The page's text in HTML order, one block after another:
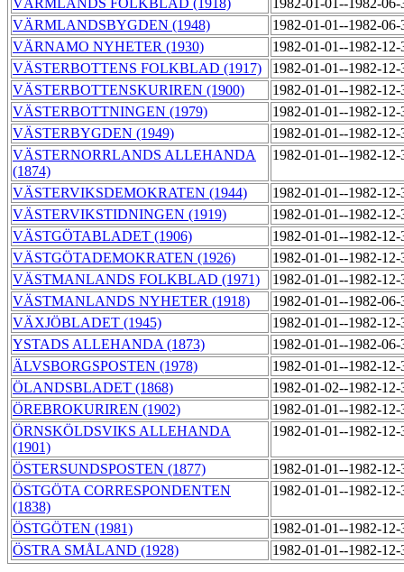
VÄRMLANDS FOLKBLAD (1918)
1982-01-01--1982-
VÄRMLANDSBYGDEN (1948)
1982-01-01--1982-
VÄRNAMO NYHETER (1930)
1982-01-01--1982-
VÄSTERBOTTENS FOLKBLAD (1917)
1982-01-01--1982-
VÄSTERBOTTENSKURIREN (1900)
1982-01-01--1982-
VÄSTERBOTTNINGEN (1979)
1982-01-01--1982-
VÄSTERBYGDEN (1949)
1982-01-01--1982-
VÄSTERNORRLANDS ALLEHANDA
(1874)
1982-01-01--1982-
VÄSTERVIKSDEMOKRATEN (1944)
1982-01-01--1982-
VÄSTERVIKSTIDNINGEN (1919)
1982-01-01--1982-
VÄSTGÖTABLADET (1906)
1982-01-01--1982-
VÄSTGÖTADEMOKRATEN (1926)
1982-01-01--1982-
VÄSTMANLANDS FOLKBLAD (1971)
1982-01-01--1982-
VÄSTMANLANDS NYHETER (1918)
1982-01-01--1982-
VÄXJÖBLADET (1945)
1982-01-01--1982-
YSTADS ALLEHANDA (1873)
1982-01-01--1982-
ÄLVSBORGSPOSTEN (1978)
1982-01-01--1982-
ÖLANDSBLADET (1868)
1982-01-02--1982-
ÖREBROKURIREN (1902)
1982-01-01--1982-
ÖRNSKÖLDSVIKS ALLEHANDA
(1901)
1982-01-01--1982-
ÖSTERSUNDSPOSTEN (1877)
1982-01-01--1982-
ÖSTGÖTA CORRESPONDENTEN
(1838)
1982-01-01--1982-
ÖSTGÖTEN (1981)
1982-01-01--1982-
ÖSTRA SMÅLAND (1928)
1982-01-01--1982-